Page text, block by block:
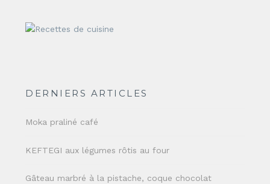
DERNIERS ARTICLES
Moka praliné café
KEFTEGI aux légumes rôtis au four
Gâteau marbré à la pistache, coque chocolat